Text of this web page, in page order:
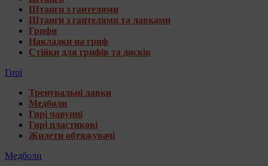
Штанги з гантелями
Штанги з гантелями та лавками
Грифи
Накладки на гриф
Стійки для грифів та дисків
Гирі
Тренувальні лавки
Медболи
Гирі чавунні
Гирі пластикові
Жилети обтяжувачі
Медболи